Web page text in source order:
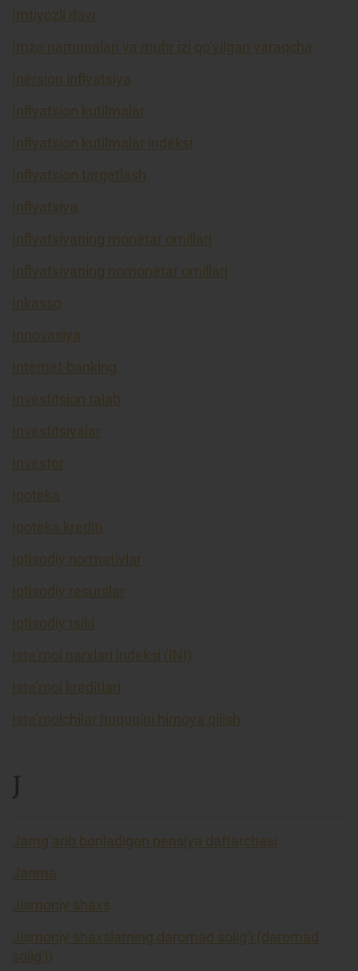
Imtiyozli davr
Imzo namunalari va muhr izi qo’yilgan varaqcha
Inersion inflyatsiya
Inflyatsion kutilmalar
Inflyatsion kutilmalar indeksi
Inflyatsion targetlash
Inflyatsiya
Inflyatsiyaning monetar omillari
Inflyatsiyaning nomonetar omillari
Inkasso
Innovasiya
Internet-banking
Investitsion talab
Investitsiyalar
Investor
Ipoteka
Ipoteka krediti
Iqtisodiy normativlar
Iqtisodiy resurslar
Iqtisodiy tsikl
Iste'mol narxlari indeksi (INI)
Iste’mol kreditlari
Iste’molchilar huquqini himoya qilish
J
Jamg’arib boriladigan pensiya daftarchasi
Jarima
Jismoniy shaxs
Jismoniy shaxslarning daromad solig’i (daromad
solig’i)